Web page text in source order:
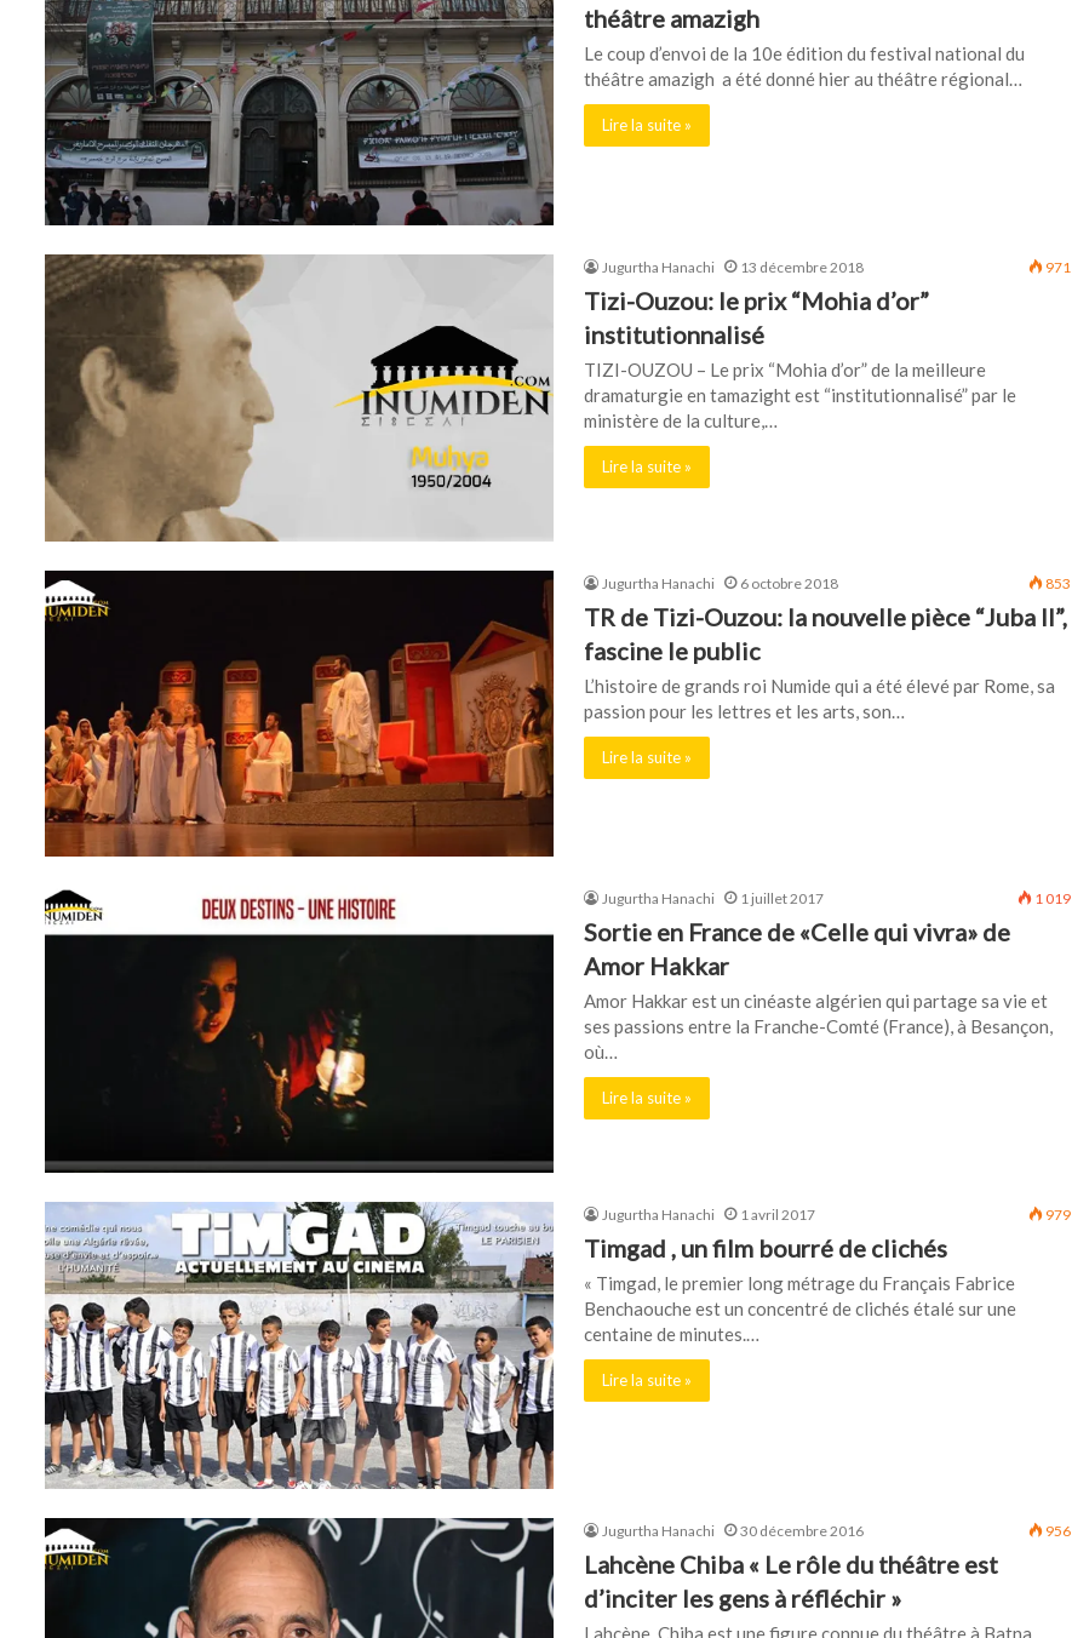
théâtre amazigh
Le coup d’envoi de la 10e édition du festival national du
théâtre amazigh a été donné hier au théâtre régional…
Lire la suite »
Jugurtha Hanachi 13 décembre 2018 971
Tizi-Ouzou: le prix “Mohia d’or”
institutionnalisé
TIZI-OUZOU – Le prix “Mohia d’or” de la meilleure
dramaturgie en tamazight est “institutionnalisé” par le
ministère de la culture,…
Lire la suite »
Jugurtha Hanachi 6 octobre 2018 853
TR de Tizi-Ouzou: la nouvelle pièce “Juba II”,
fascine le public
L’histoire de grands roi Numide qui a été élevé par Rome, sa
passion pour les lettres et les arts, son…
Lire la suite »
Jugurtha Hanachi 1 juillet 2017 1 019
Sortie en France de «Celle qui vivra» de
Amor Hakkar
Amor Hakkar est un cinéaste algérien qui partage sa vie et
ses passions entre la Franche-Comté (France), à Besançon,
où…
Lire la suite »
Jugurtha Hanachi 1 avril 2017 979
Timgad , un film bourré de clichés
« Timgad, le premier long métrage du Français Fabrice
Benchaouche est un concentré de clichés étalé sur une
centaine de minutes.…
Lire la suite »
Jugurtha Hanachi 30 décembre 2016 956
Lahcène Chiba « Le rôle du théâtre est
d’inciter les gens à réfléchir »
Lahcène Chiba est une figure connue du théâtre à Batna,